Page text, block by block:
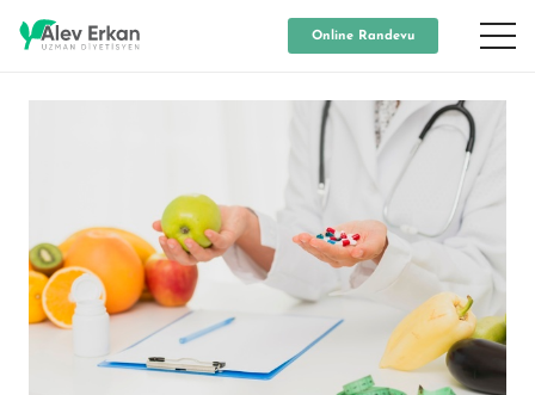
Online Randevu